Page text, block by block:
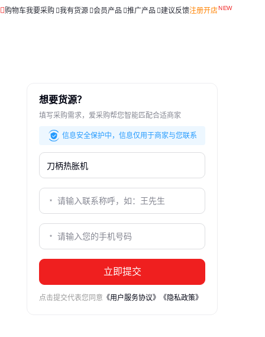
购物车我要采购 我有货源 会员产品 推广产品 建议反馈注册开店
想要货源？
填写采购需求，爱采购帮您智能匹配合适商家
信息安全保护中，信息仅用于商家与您联系
立即提交
点击提交代表您同意 《用户服务协议》 《隐私政策》